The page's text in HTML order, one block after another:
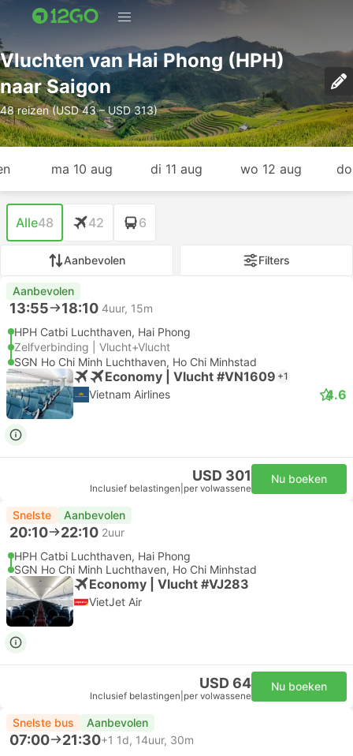
Vluchten van Hai Phong (HPH)
naar Saigon
48 reizen (USD 43 – USD 313)
ma 10 aug di 11 aug wo 12 aug
Alle48 42 6
Aanbevolen Filters
Aanbevolen
13:55 18:10 4uur, 15m
HPH Catbi Luchthaven, Hai Phong
Zelfverbinding | Vlucht+Vlucht
SGN Ho Chi Minh Luchthaven, Ho Chi Minhstad
Economy | Vlucht #VN1609 +1
Vietnam Airlines 4.6
USD 301
Inclusief belastingen per volwassene
Nu boeken
Snelste Aanbevolen
20:10 22:10 2uur
HPH Catbi Luchthaven, Hai Phong
SGN Ho Chi Minh Luchthaven, Ho Chi Minhstad
Economy | Vlucht #VJ283
VietJet Air
USD 64
Inclusief belastingen per volwassene
Nu boeken
Snelste bus Aanbevolen
07:00 21:30+1 1d, 14uur, 30m